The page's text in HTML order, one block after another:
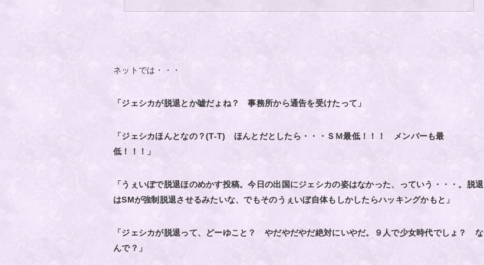
ネットでは・・・
「ジェシカが脱退とか嘘だょね？ 事務所から通告を受けたって」
「ジェシカほんとなの？(T-T) ほんとだとしたら・・・ＳＭ最低！！！ メンバーも最
低！！！」
「うぇいぼで脱退ほのめかす投稿。今日の出国にジェシカの姿はなかった、っていう・・・。脱退
はSMが強制脱退させるみたいな、でもそのうぇいぼ自体もしかしたらハッキングかもと」
「ジェシカが脱退って、どーゆこと？ やだやだやだ絶対にいやだ。９人で少女時代でしょ？ な
んで？」